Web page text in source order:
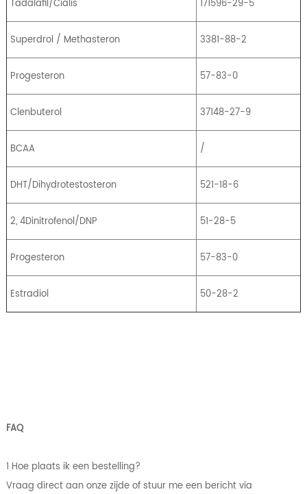
Tadalafil/Cialis 171596-29-5
Superdrol / Methasteron 3381-88-2
Progesteron 57-83-0
Clenbuterol 37148-27-9
BCAA /
DHT/Dihydrotestosteron 521-18-6
2, 4Dinitrofenol/DNP 51-28-5
Progesteron 57-83-0
Estradiol 50-28-2
FAQ
1 Hoe plaats ik een bestelling?
Vraag direct aan onze zijde of stuur me een bericht via